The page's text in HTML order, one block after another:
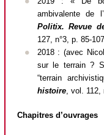
ambivalente de
Politix. Revue
127, n°3, p. 85-107.
2018 : (avec
sur le terrain ?
“terrain
histoire, vol. 112,
Chapitres d’ouvrages